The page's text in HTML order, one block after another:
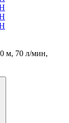
м, 70 л/мин,